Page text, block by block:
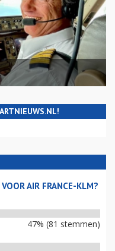
AIR FRANCE-KLM?
47% (81 stemmen)